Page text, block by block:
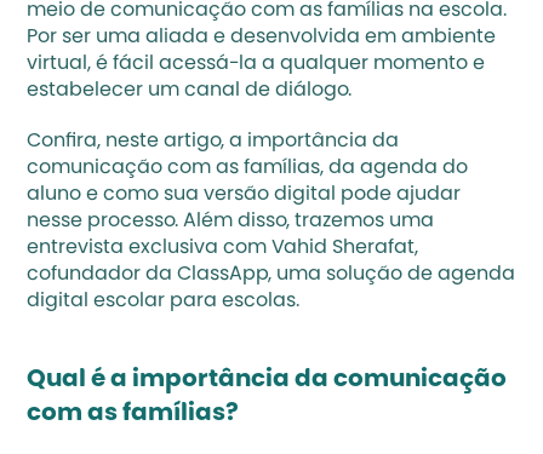
meio de comunicação com as famílias na escola.
Por ser uma aliada e desenvolvida em ambiente
virtual, é fácil acessá-la a qualquer momento e
estabelecer um canal de diálogo.
Confira, neste artigo, a importância da
comunicação com as famílias, da agenda do
aluno e como sua versão digital pode ajudar
nesse processo. Além disso, trazemos uma
entrevista exclusiva com Vahid Sherafat,
cofundador da ClassApp, uma solução de agenda
digital escolar para escolas.
Qual é a importância da comunicação
com as famílias?